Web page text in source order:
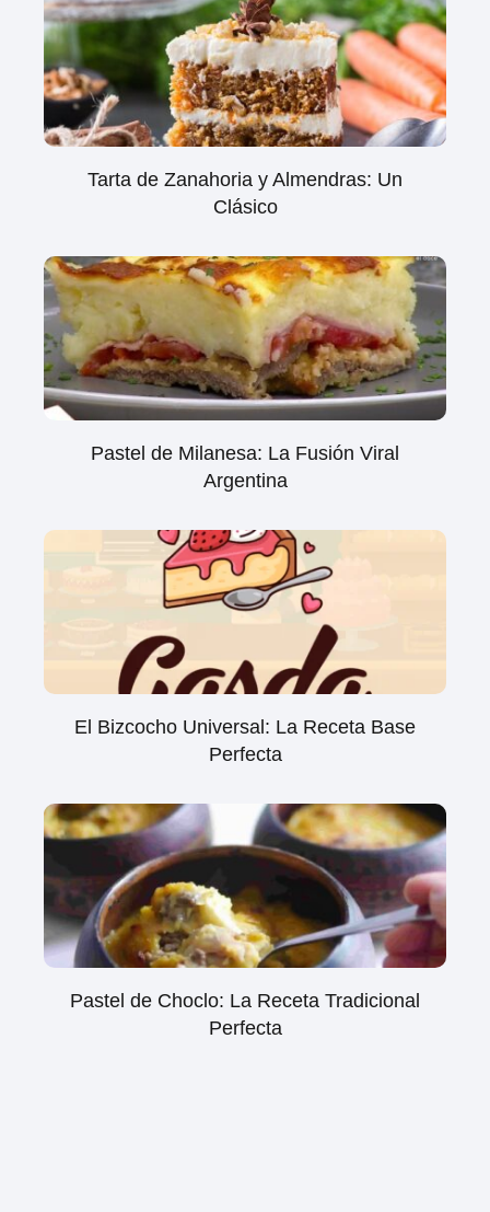
Tarta de Zanahoria y Almendras: Un
Clásico
Pastel de Milanesa: La Fusión Viral
Argentina
El Bizcocho Universal: La Receta Base
Perfecta
Pastel de Choclo: La Receta Tradicional
Perfecta